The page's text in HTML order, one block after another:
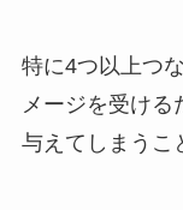
特に4つ以上つ
メージを受け
与えてしまうこ